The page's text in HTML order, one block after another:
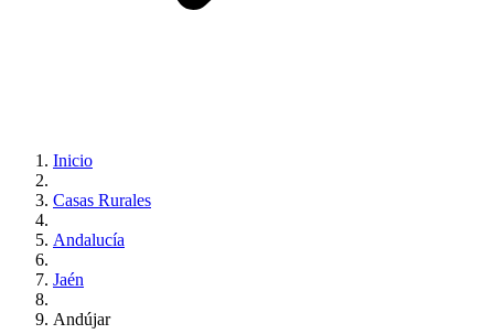
Inicio
Casas Rurales
Andalucía
Jaén
Andújar